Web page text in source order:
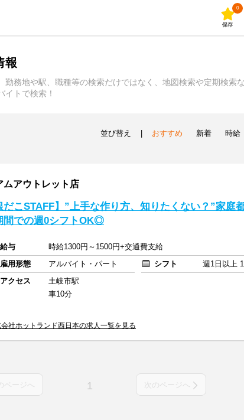
0
保存
報
務地や駅、職種等の検索だけではなく、地図検索や定期検索
トで検索！
並び替え おすすめ 新着 時給
アウトレット店
だこSTAFF】”上手な作り方、知りたくない？”家庭
間での週0シフトOK◎
給与
時給1300円～1500円+交通費支給
雇用形態
アルバイト・パート シフト
週1日以上
アクセス
土岐市駅
車10分
社ホットランド西日本の求人一覧を見る
ページへ 1 次のページへ